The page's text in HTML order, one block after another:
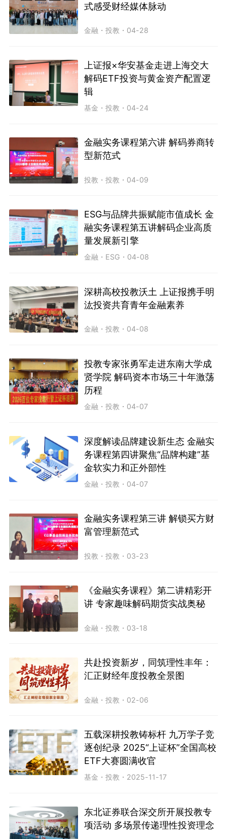
式感受财经媒体脉动
金融 ・投教 ・ 04-28
上证报×华安基金走进上海交大
解码ETF投资与黄金资产配置逻
辑
基金 ・投教 ・ 04-24
金融实务课程第六讲 解码券商转
型新范式
投教 ・投教 ・ 04-09
ESG与品牌共振赋能市值成长 金
融实务课程第五讲解码企业高质
量发展新引擎
金融 ・ ESG ・ 04-08
深耕高校投教沃土 上证报携手明
汯投资共育青年金融素养
金融 ・投教 ・ 04-08
投教专家张勇军走进东南大学成
贤学院 解码资本市场三十年激荡
历程
金融 ・投教 ・ 04-07
深度解读品牌建设新生态 金融实
务课程第四讲聚焦“品牌构建”基
金软实力和正外部性
金融 ・投教 ・ 04-07
金融实务课程第三讲 解锁买方财
富管理新范式
投教 ・投教 ・ 03-23
《金融实务课程》第二讲精彩开
讲 专家趣味解码期货实战奥秘
金融 ・投教 ・ 03-18
共赴投资新岁，同筑理性丰年：
汇正财经年度投教全景图
金融 ・投教 ・ 02-06
五载深耕投教铸标杆 九万学子竞
逐创纪录 2025“上证杯”全国高校
ETF大赛圆满收官
基金 ・投教 ・ 2025-11-17
东北证券联合深交所开展投教专
项活动 多场景传递理性投资理念